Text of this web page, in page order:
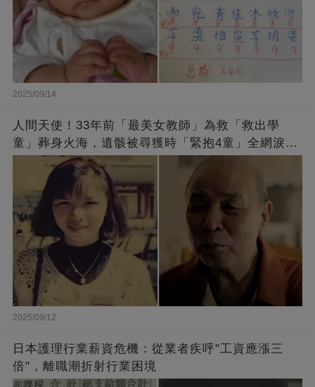
2025/09/14
人間天使！33年前「最美女教師」為救「救出學
童」葬身火海，遺骸被尋獲時「緊抱4童」全網淚
崩：真正的英雄不該被遺忘
2025/09/12
日本護理行業薪資危機：從業者疾呼"工資應漲三
倍"，離職潮折射行業困境